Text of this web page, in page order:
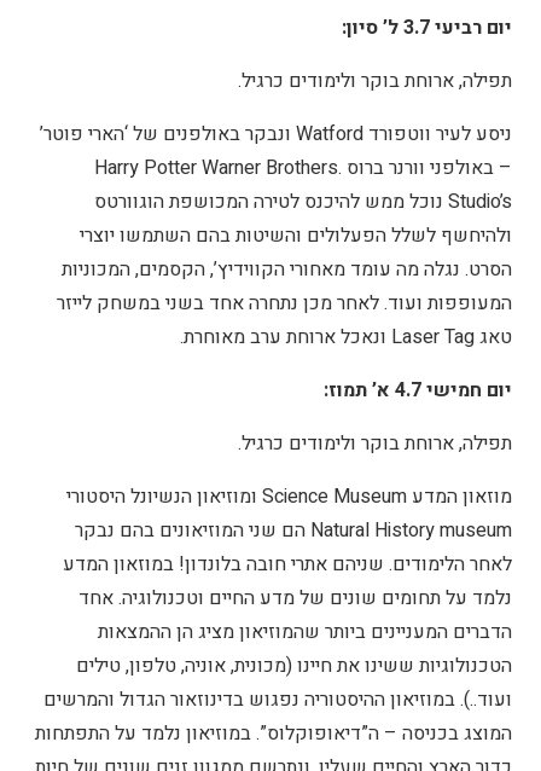
יום רביעי 3.7 ל’ סיון:
תפילה, ארוחת בוקר ולימודים כרגיל.
ניסע לעיר ווטפורד Watford ונבקר באולפנים של ‘הארי פוטר’
– באולפני וורנר ברוס .Harry Potter Warner Brothers
Studio’s נוכל ממש להיכנס לטירה המכושפת הוגוורטס
ולהיחשף לשלל הפעלולים והשיטות בהם השתמשו יוצרי
הסרט. נגלה מה עומד מאחורי הקווידיץ’, הקסמים, המכוניות
המעופפות ועוד. לאחר מכן נתחרה אחד בשני במשחק לייזר
טאג Laser Tag ונאכל ארוחת ערב מאוחרת.
יום חמישי 4.7 א’ תמוז:
תפילה, ארוחת בוקר ולימודים כרגיל.
מוזאון המדע Science Museum ומוזיאון הנשיונל היסטורי
Natural History museum הם שני המוזיאונים בהם נבקר
לאחר הלימודים. שניהם אתרי חובה בלונדון! במוזאון המדע
נלמד על תחומים שונים של מדע החיים וטכנולוגיה. אחד
הדברים המעניינים ביותר שהמוזיאון מציג הן ההמצאות
הטכנולוגיות ששינו את חיינו (מכונית, אוניה, טלפון, טילים
ועוד..). במוזיאון ההיסטוריה נפגוש בדינוזאור הגדול והמרשים
המוצג בכניסה – ה”דיאופוקלוס”. במוזיאון נלמד על התפתחות